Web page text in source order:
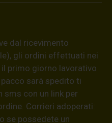
dal ricevimento
gli ordini effettuati nei
primo giorno lavorativo
sarà spedito ti
sms con un link per
Corrieri adoperati:
se possedete un